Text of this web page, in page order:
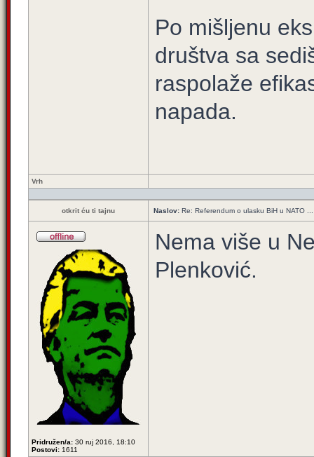
Po mišljenu
društva sa
raspolaže
napada.
Vrh
otkrit ću ti tajnu Naslov: Re: Referendum o ulasku BiH u NATO ...
Pridružen/a: 30 ruj 2016, 18:10
Postovi: 1611
Nema više u
Plenković.